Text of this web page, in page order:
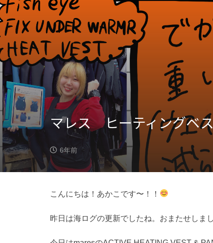
マレス ヒーティングベ
6年前
こんにちは！あかこです〜！！
昨日は海ログの更新でしたね。おまたせしまし